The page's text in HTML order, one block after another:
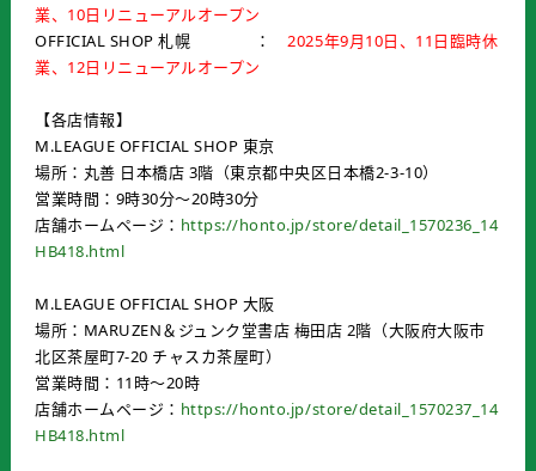
業、10日リニューアルオープン
OFFICIAL SHOP 札幌 ：2025年9月10日、11日臨時休
業、12日リニューアルオープン
【各店情報】
M.LEAGUE OFFICIAL SHOP 東京
場所：丸善 日本橋店 3階（東京都中央区日本橋2-3-10）
営業時間：9時30分～20時30分
店舗ホームページ： https://honto.jp/store/detail_1570236_14
HB418.html
M.LEAGUE OFFICIAL SHOP 大阪
場所：MARUZEN＆ジュンク堂書店 梅田店 2階（大阪府大阪市
北区茶屋町7-20 チャスカ茶屋町）
営業時間：11時～20時
店舗ホームページ： https://honto.jp/store/detail_1570237_14
HB418.html